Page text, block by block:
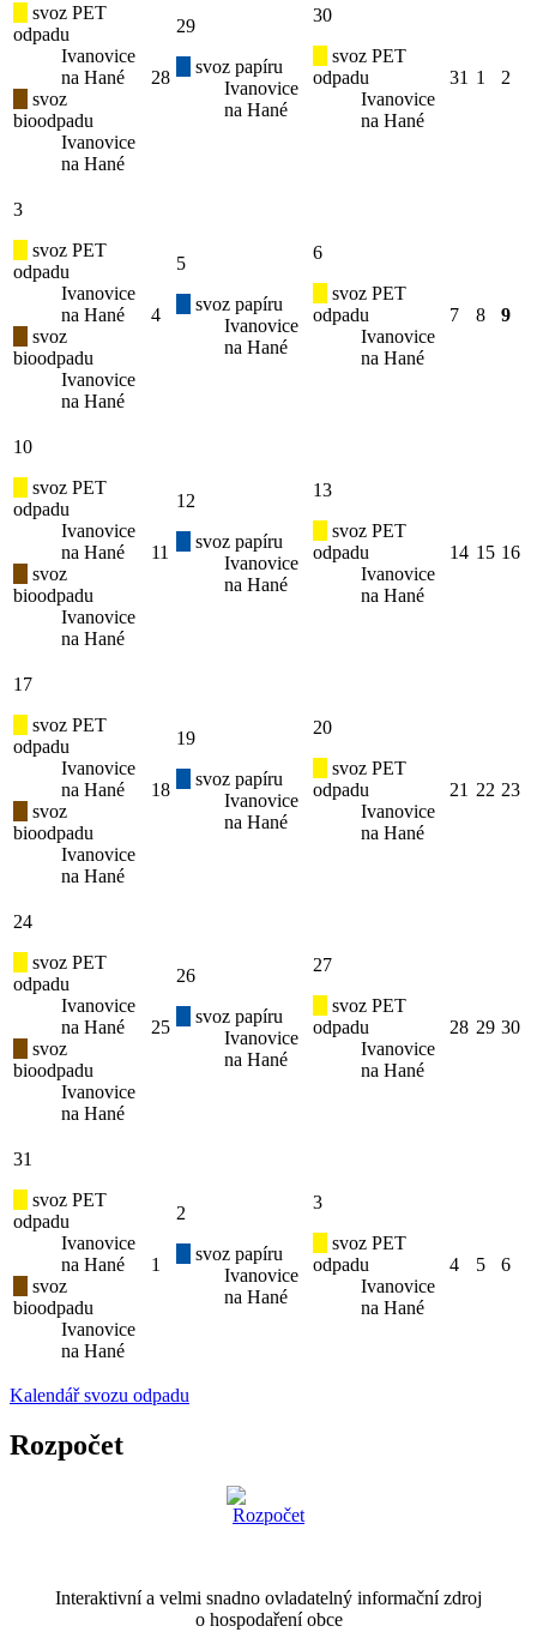
svoz PET
odpadu
Ivanovice
na Hané
svoz
bioodpadu
Ivanovice
na Hané
28
29
svoz papíru
Ivanovice
na Hané
30
svoz PET
odpadu
Ivanovice
na Hané
31 1 2
3
svoz PET
odpadu
Ivanovice
na Hané
svoz
bioodpadu
Ivanovice
na Hané
4
5
svoz papíru
Ivanovice
na Hané
6
svoz PET
odpadu
Ivanovice
na Hané
7 8 9
10
svoz PET
odpadu
Ivanovice
na Hané
svoz
bioodpadu
Ivanovice
na Hané
11
12
svoz papíru
Ivanovice
na Hané
13
svoz PET
odpadu
Ivanovice
na Hané
14 15 16
17
svoz PET
odpadu
Ivanovice
na Hané
svoz
bioodpadu
Ivanovice
na Hané
18
19
svoz papíru
Ivanovice
na Hané
20
svoz PET
odpadu
Ivanovice
na Hané
21 22 23
24
svoz PET
odpadu
Ivanovice
na Hané
svoz
bioodpadu
Ivanovice
na Hané
25
26
svoz papíru
Ivanovice
na Hané
27
svoz PET
odpadu
Ivanovice
na Hané
28 29 30
31
svoz PET
odpadu
Ivanovice
na Hané
svoz
bioodpadu
Ivanovice
na Hané
1
2
svoz papíru
Ivanovice
na Hané
3
svoz PET
odpadu
Ivanovice
na Hané
4 5 6
Kalendář svozu odpadu
Rozpočet
Interaktivní a velmi snadno ovladatelný informační zdroj
o hospodaření obce